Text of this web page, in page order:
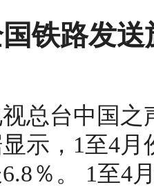
铁路发
总台中国
示，1至4月
％。 1至4